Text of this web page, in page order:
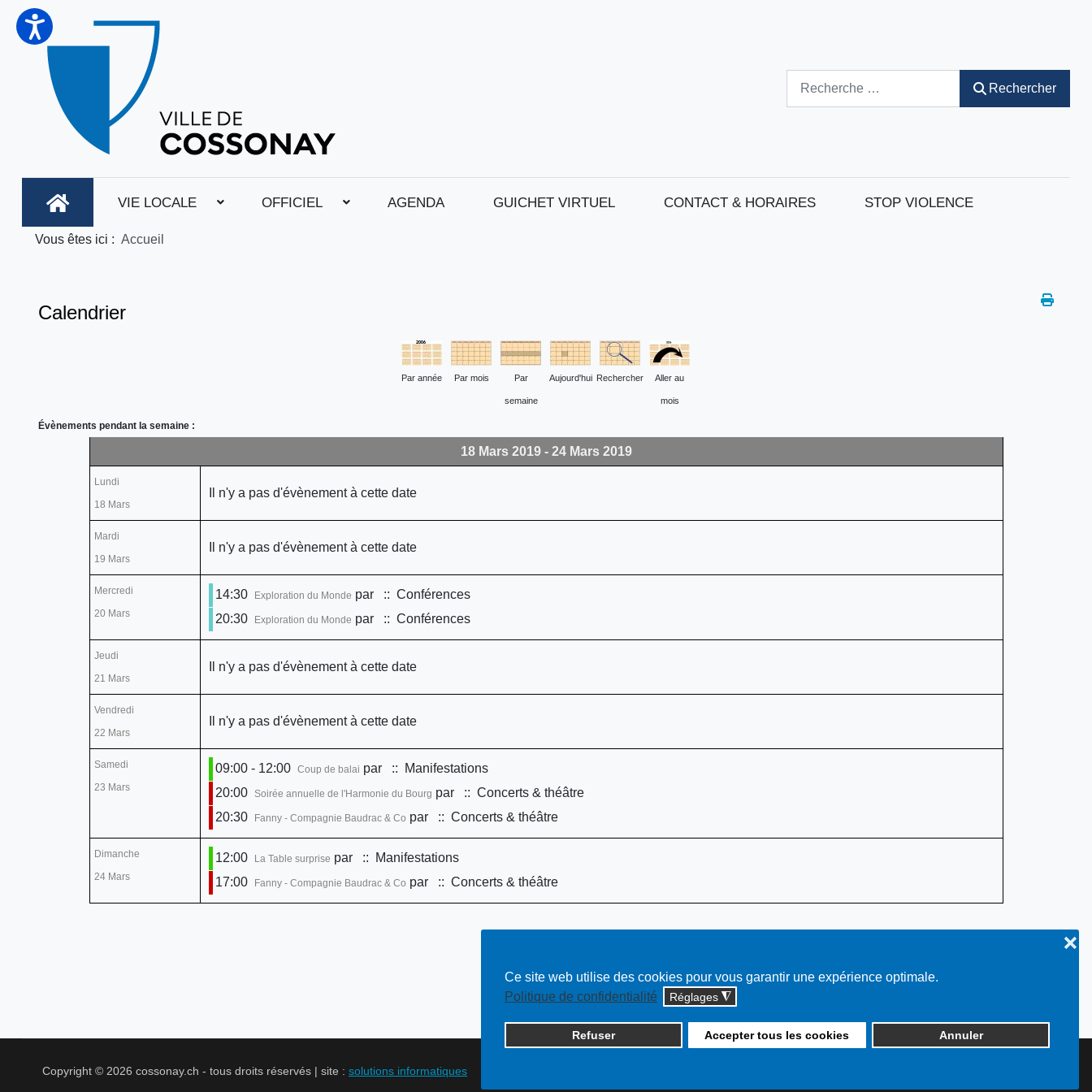
Ce site web utilise des cookies pour vous garantir une expérience optimale.
Politique de confidentialité
Réglages ◮
Refuser Accepter tous les cookies Annuler
❌
Rechercher
VIE LOCALE OFFICIEL AGENDA GUICHET VIRTUEL CONTACT & HORAIRES STOP VIOLENCE
Vous êtes ici : Accueil
Calendrier
Par année Par mois Par
semaine
Aujourd'hui Rechercher Aller au
mois
Évènements pendant la semaine :
18 Mars 2019 - 24 Mars 2019
Lundi
18 Mars
Il n'y a pas d'évènement à cette date
Mardi
19 Mars
Il n'y a pas d'évènement à cette date
Mercredi
20 Mars
14:30 Exploration du Monde par
:: Conférences
20:30
Exploration du Monde par :: Conférences
Jeudi
21 Mars
Il n'y a pas d'évènement à cette date
Vendredi
22 Mars
Il n'y a pas d'évènement à cette date
Samedi
23 Mars
09:00 - 12:00 Coup de balai par
:: Manifestations
20:00
Soirée annuelle de l'Harmonie du Bourg par
:: Concerts & théâtre
20:30
Fanny - Compagnie Baudrac & Co par :: Concerts & théâtre
Dimanche
24 Mars
12:00 La Table surprise par
:: Manifestations
17:00
Fanny - Compagnie Baudrac & Co par :: Concerts & théâtre
Copyright © 2026 cossonay.ch - tous droits réservés | site : solutions informatiques